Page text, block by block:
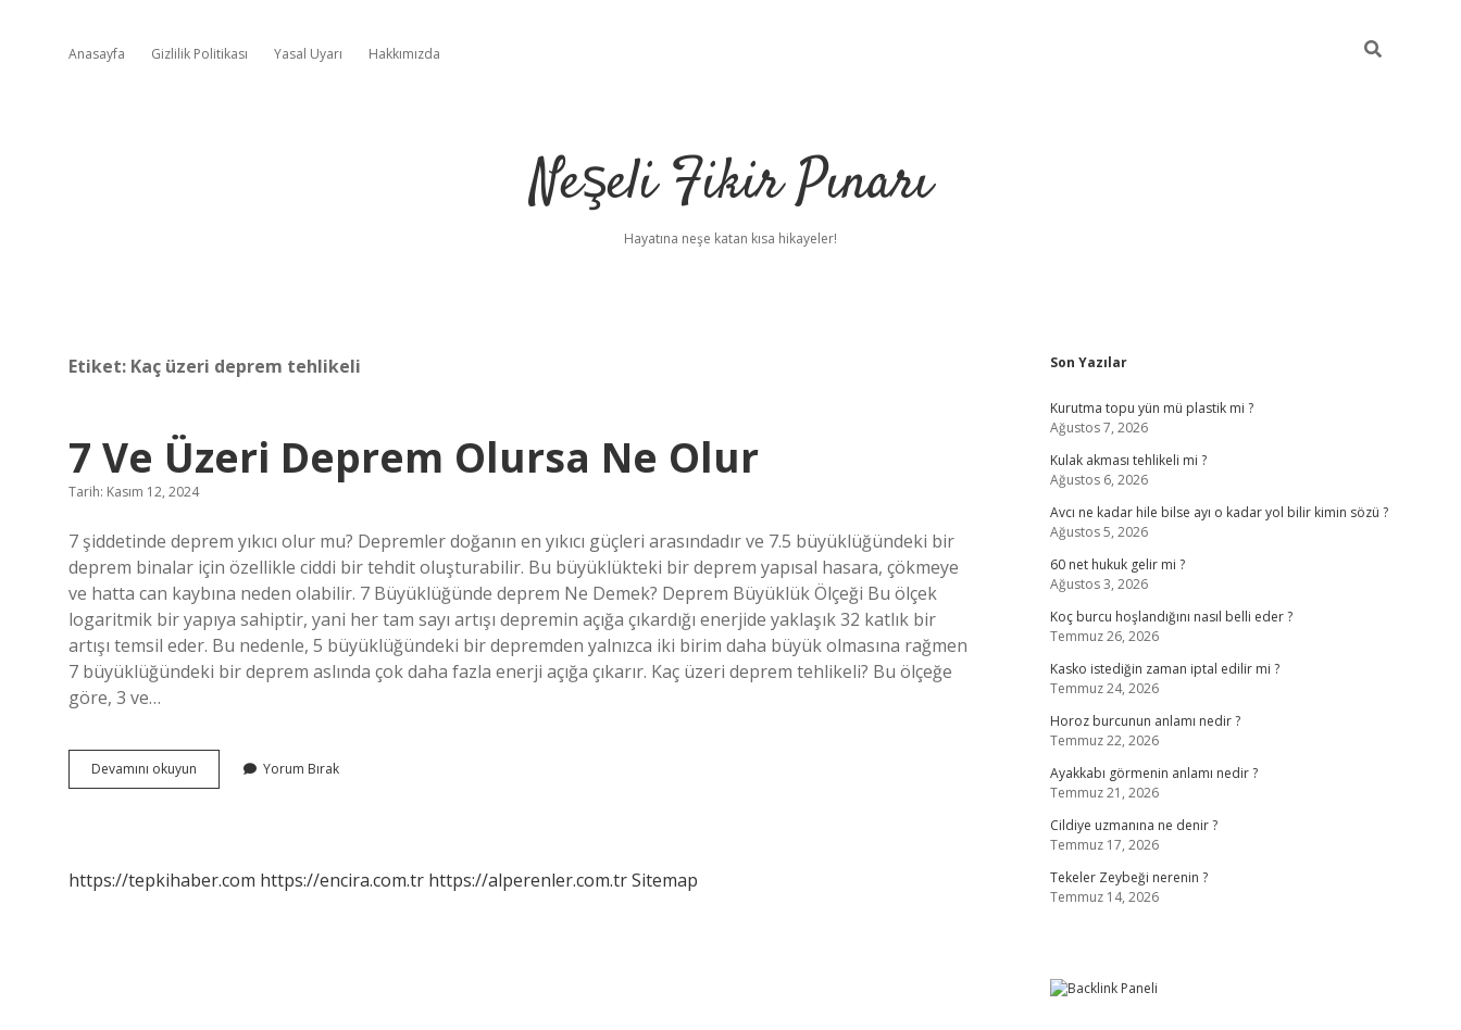
Anasayfa Gizlilik Politikası Yasal Uyarı Hakkımızda
Neşeli Fikir Pınarı
Hayatına neşe katan kısa hikayeler!
Etiket: Kaç üzeri deprem tehlikeli
7 Ve Üzeri Deprem Olursa Ne Olur
Tarih: Kasım 12, 2024
7 şiddetinde deprem yıkıcı olur mu? Depremler doğanın en yıkıcı güçleri arasındadır ve 7.5 büyüklüğündeki bir
deprem binalar için özellikle ciddi bir tehdit oluşturabilir. Bu büyüklükteki bir deprem yapısal hasara, çökmeye
ve hatta can kaybına neden olabilir. 7 Büyüklüğünde deprem Ne Demek? Deprem Büyüklük Ölçeği Bu ölçek
logaritmik bir yapıya sahiptir, yani her tam sayı artışı depremin açığa çıkardığı enerjide yaklaşık 32 katlık bir
artışı temsil eder. Bu nedenle, 5 büyüklüğündeki bir depremden yalnızca iki birim daha büyük olmasına rağmen
7 büyüklüğündeki bir deprem aslında çok daha fazla enerji açığa çıkarır. Kaç üzeri deprem tehlikeli? Bu ölçeğe
göre, 3 ve…
Devamını okuyun
Ve
Olur
Yorum Bırak
https://tepkihaber.com https://encira.com.tr https://alperenler.com.trSitemap
Sidebar
Son Yazılar
Kurutma topu yün mü plastik mi ?
Ağustos 7, 2026
Kulak akması tehlikeli mi ?
Ağustos 6, 2026
Avcı ne kadar hile bilse ayı o kadar yol bilir kimin sözü ?
Ağustos 5, 2026
60 net hukuk gelir mi ?
Ağustos 3, 2026
Koç burcu hoşlandığını nasıl belli eder ?
Temmuz 26, 2026
Kasko istediğin zaman iptal edilir mi ?
Temmuz 24, 2026
Horoz burcunun anlamı nedir ?
Temmuz 22, 2026
Ayakkabı görmenin anlamı nedir ?
Temmuz 21, 2026
Cildiye uzmanına ne denir ?
Temmuz 17, 2026
Tekeler Zeybeği nerenin ?
Temmuz 14, 2026